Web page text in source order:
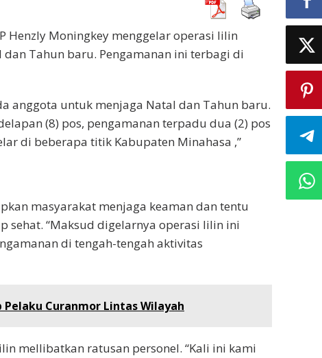
Henzly Moningkey menggelar operasi lilin
Tahun baru. Pengamanan ini terbagi di
anggota untuk menjaga Natal dan Tahun baru.
(8) pos, pengamanan terpadu dua (2) pos
di beberapa titik Kabupaten Minahasa ,”
masyarakat menjaga keaman dan tentu
sehat. “Maksud digelarnya operasi lilin ini
di tengah-tengah aktivitas
Pelaku Curanmor Lintas Wilayah
mellibatkan ratusan personel. “Kali ini kami